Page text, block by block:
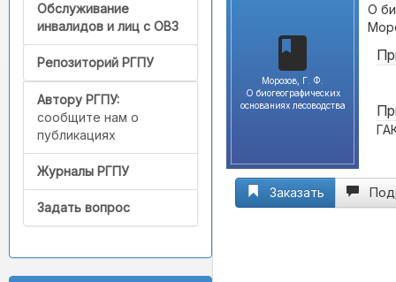
Обслуживание
инвалидов и лиц с ОВЗ
Репозиторий РГПУ
Автору РГПУ:
сообщите нам о
публикациях
Журналы РГПУ
Задать вопрос
Морозов, Г. Ф.
О биогеографических
основаниях лесоводства
О
Заказать